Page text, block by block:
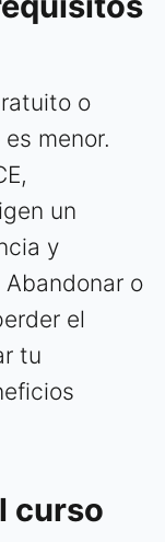
o
menor.
un
y
o
el
tu
curso